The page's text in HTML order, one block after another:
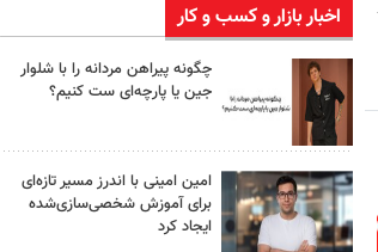
اخبار بازار و کسب و کار
چگونه پیراهن مردانه را با شلوار
جین یا پارچه‌ای ست کنیم؟
امین امینی با اندرز مسیر تازه‌ای
برای آموزش شخصی‌سازی‌شده
ایجاد کرد